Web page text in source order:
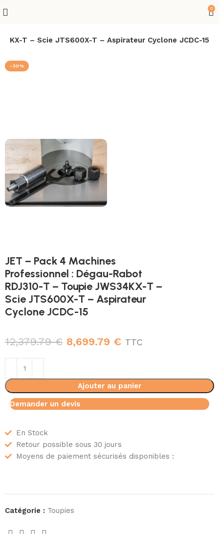
0
T – Scie JTS600X-T – Aspirateur Cyclone JCDC-15
-30%
JET – Pack 4 Machines
Professionnel : Dégau-Rabot
RDJ310-T – Toupie JWS34KX-T –
Scie JTS600X-T – Aspirateur
Cyclone JCDC-15
12,379.79€ 8,699.79 € TTC
Ajouter au panier
Demander un devis
En Stock
Retour possible sous 30 jours
Moyens de paiement sécurisés disponibles :
Catégorie : Toupies